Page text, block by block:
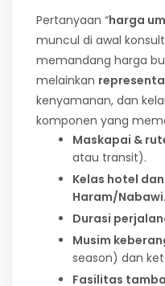
Pertanyaan “harga
muncul di awal
memandang harga
melainkan
kenyamanan, dan
komponen yang
Maskapai &
atau transit).
Kelas hotel
Haram/Nabawi.
Durasi
Musim
season) dan
Fasilitas